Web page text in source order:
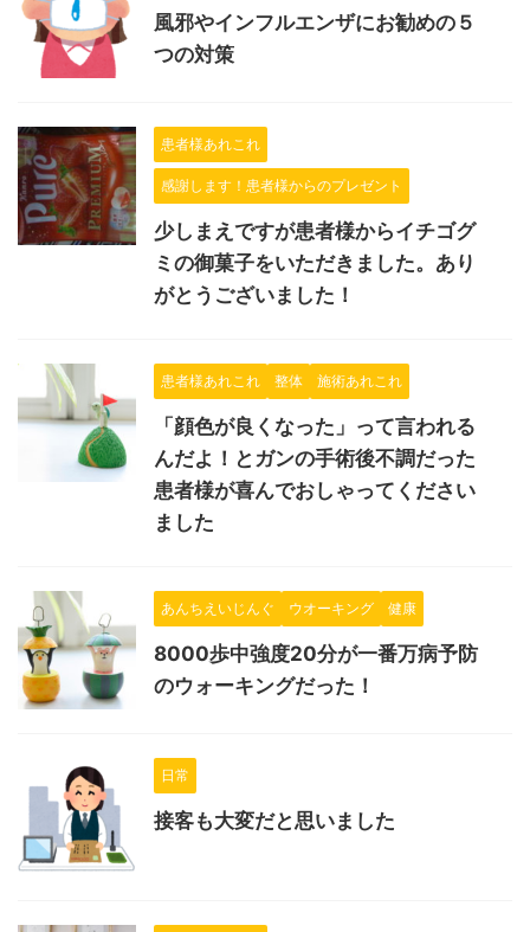
風邪やインフルエンザにお勧めの５
つの対策
患者様あれこれ
感謝します！患者様からのプレゼント
少しまえですが患者様からイチゴグ
ミの御菓子をいただきました。あり
がとうございました！
患者様あれこれ 整体 施術あれこれ
「顔色が良くなった」って言われる
んだよ！とガンの手術後不調だった
患者様が喜んでおしゃってください
ました
あんちえいじんぐ ウオーキング 健康
8000歩中強度20分が一番万病予防
のウォーキングだった！
日常
接客も大変だと思いました